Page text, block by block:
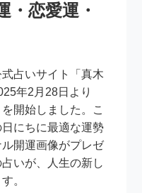
・恋愛運・
占いサイト「真木
年2月28日より
開始しました。こ
にちに最適な運勢
開運画像がプレゼ
いが、人生の新し
。